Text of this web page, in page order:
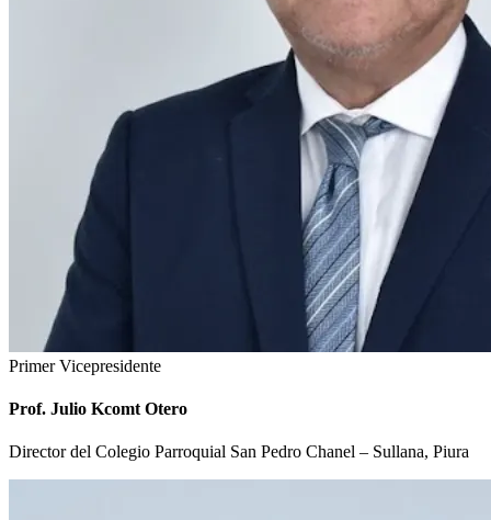
Primer Vicepresidente
Prof. Julio Kcomt Otero
Director del Colegio Parroquial San Pedro Chanel – Sullana, Piura